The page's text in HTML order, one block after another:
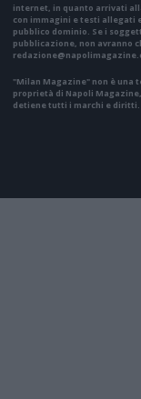
internet, in quanto arrivati
con immagini e testi allegati
pubblico dominio. Se i
pubblicazione, non avranno
"Milan Magazine" non è una
proprietà di Napoli
detiene tutti i marchi e diritti.